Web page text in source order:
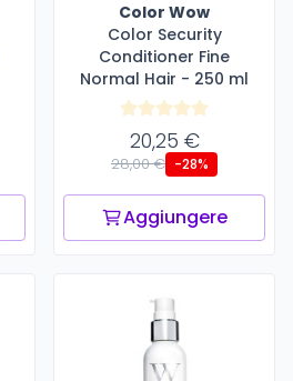
Color Wow
Color Security
Conditioner Fine
Normal Hair - 250 ml
20,25 €
28,00 € -28%
Aggiungere